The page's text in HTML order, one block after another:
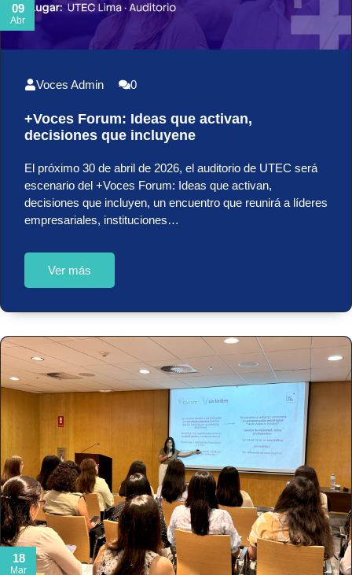
09
Abr
Voces Admin 0
+Voces Forum: Ideas que activan,
decisiones que incluyene
El próximo 30 de abril de 2026, el auditorio de UTEC será
escenario del +Voces Forum: Ideas que activan,
decisiones que incluyen, un encuentro que reunirá a líderes
empresariales, instituciones…
Ver más
18
Mar